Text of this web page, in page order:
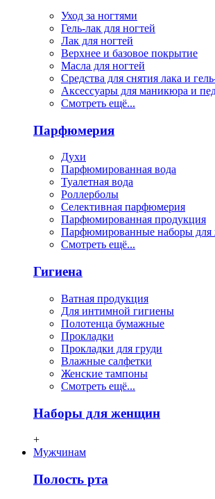
Уход за ногтями
Гель-лак для ногтей
Лак для ногтей
Верхнее и базовое покрытие
Масла для ногтей
Средства для снятия лака и
Аксессуары для маникюра и
Смотреть ещё...
Парфюмерия
Духи
Парфюмированная вода
Туалетная вода
Роллерболы
Селективная парфюмерия
Парфюмированная продукция
Парфюмированные наборы
Смотреть ещё...
Гигиена
Ватная продукция
Для интимной гигиены
Полотенца бумажные
Прокладки
Прокладки для груди
Влажные салфетки
Женские тампоны
Смотреть ещё...
Наборы для женщин
+
Мужчинам
Полость рта